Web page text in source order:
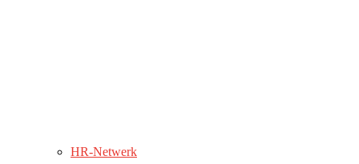
HR-Netwerk